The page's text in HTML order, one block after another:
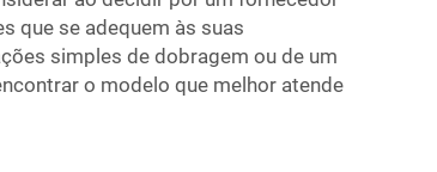
que se adequem às suas
simples de dobragem ou de um
o modelo que melhor atende